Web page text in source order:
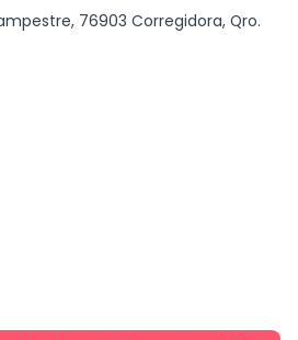
76903 Corregidora, Qro.